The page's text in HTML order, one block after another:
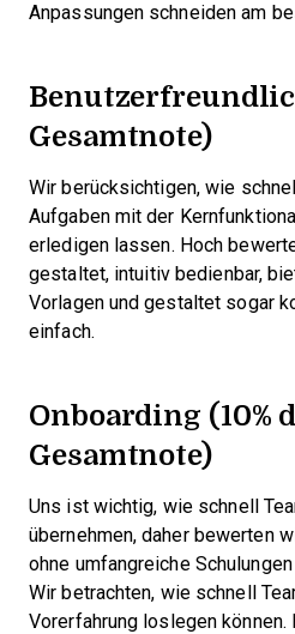
Anpassungen schneiden am
Gesamtnote)
Wir berücksichtigen, wie
Aufgaben mit der
erledigen lassen. Hoch
gestaltet, intuitiv bedienbar,
Vorlagen und gestaltet sogar
einfach.
Onboarding (10%
Gesamtnote)
Uns ist wichtig, wie schnell
übernehmen, daher bewerten
ohne umfangreiche
Wir betrachten, wie schnell
Vorerfahrung loslegen können.